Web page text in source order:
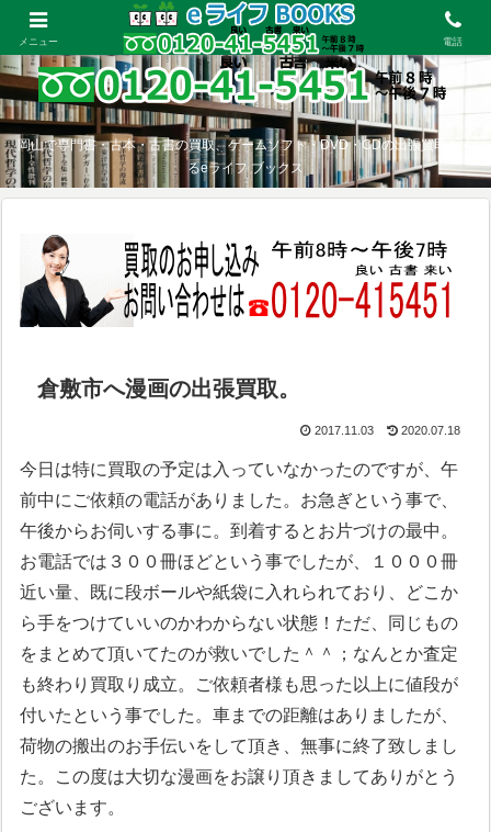
岡山で専門書・古本・古書の買取、ゲームソフト・DVD・CDの出張買取をす
るeライフ ブックス
倉敷市へ漫画の出張買取。
2017.11.03 2020.07.18
今日は特に買取の予定は入っていなかったのですが、午
前中にご依頼の電話がありました。お急ぎという事で、
午後からお伺いする事に。到着するとお片づけの最中。
お電話では３００冊ほどという事でしたが、１０００冊
近い量、既に段ボールや紙袋に入れられており、どこか
ら手をつけていいのかわからない状態！ただ、同じもの
をまとめて頂いてたのが救いでした＾＾；なんとか査定
も終わり買取り成立。ご依頼者様も思った以上に値段が
付いたという事でした。車までの距離はありましたが、
荷物の搬出のお手伝いをして頂き、無事に終了致しまし
た。この度は大切な漫画をお譲り頂きましてありがとう
ございます。
メニュー 電話